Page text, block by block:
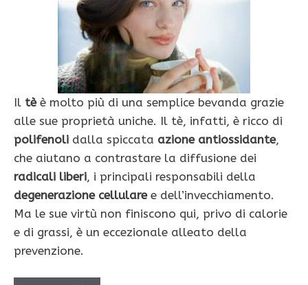
Il tèè molto più di una semplice bevanda grazie
alle sue proprietà uniche. Il tè, infatti, è ricco di
polifenoli dalla spiccata azione antiossidante,
che aiutano a contrastare la diffusione dei
radicali liberi, i principali responsabili della
degenerazione cellularee dell’invecchiamento.
Ma le sue virtù non finiscono qui, privo di calorie
e di grassi, è un eccezionale alleato della
prevenzione.